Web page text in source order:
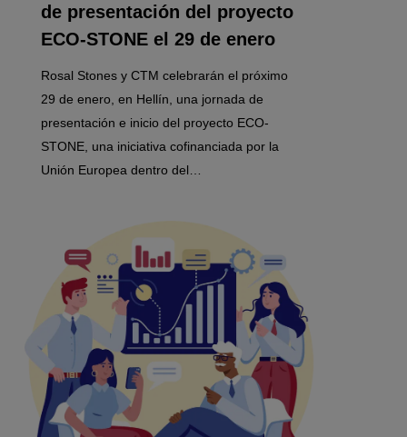
de presentación del proyecto
ECO-STONE el 29 de enero
Rosal Stones y CTM celebrarán el próximo
29 de enero, en Hellín, una jornada de
presentación e inicio del proyecto ECO-
STONE, una iniciativa cofinanciada por la
Unión Europea dentro del…